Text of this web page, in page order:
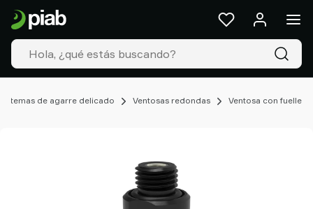
de agarre delicado Ventosas redondas Ventosa con fuelle
Productos
&
Soluciones
Industrias
Nuestras
Recursos